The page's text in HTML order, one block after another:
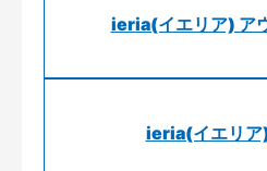
ieria(イエリア) ア
ieria(イエリア